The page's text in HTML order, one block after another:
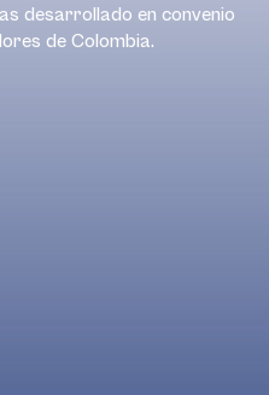
desarrollado en convenio
de Colombia.